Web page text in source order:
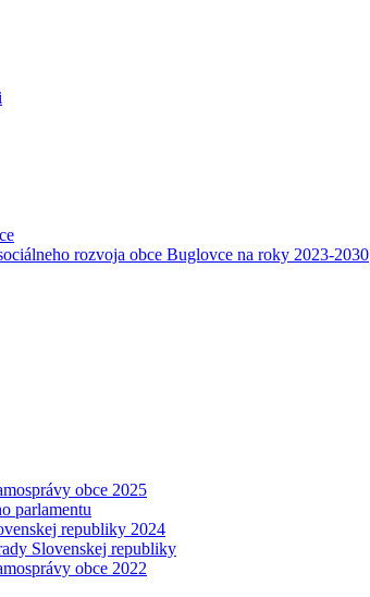
rozvoja obce Buglovce na roky 2023-2030
obce 2025
parlamentu
republiky 2024
Slovenskej republiky
obce 2022